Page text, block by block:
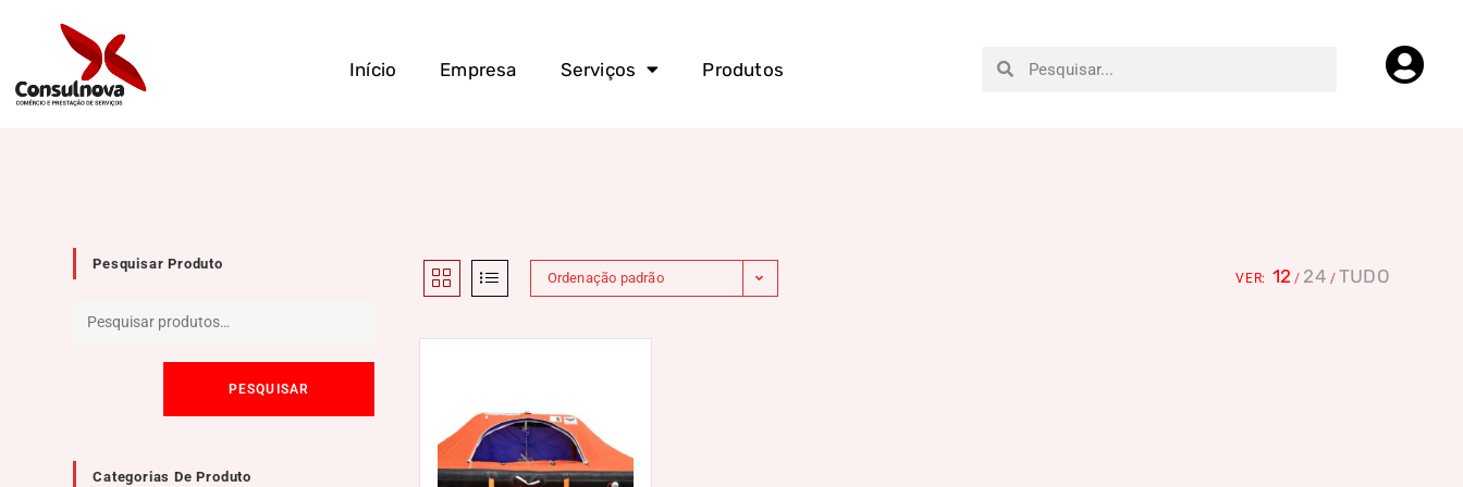
Início Empresa Serviços Produtos
Ordenação padrão VER: 12 24 TUDO
Pesquisar Produto
PESQUISAR
Categorias De Produto